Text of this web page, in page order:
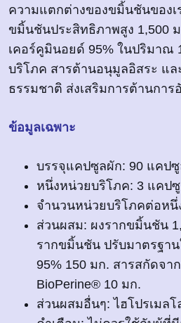
ความแตกต่างของขมิ้นชันของ
ขมิ้นชันประสิทธิภาพสูง 1,500
เคอร์คูมินอยด์ 95% ในปริมาณ
บริโภค สารต้านอนุมูลอิสระ แล
ธรรมชาติ ส่งเสริมการต้านการ
ข้อมูลเฉพาะ
บรรจุแคปซูลผัก: 90 แคป
หนึ่งหน่วยบริโภค: 3 แคป
จำนวนหน่วยบริโภคต่อหนึ่
ส่วนผสม: ผงรากขมิ้นชัน
รากขมิ้นชัน ปรับมาตรฐา
95% 150 มก. สารสกัดจา
BioPerine® 10 มก.
ส่วนผสมอื่นๆ: ไฮโปรเมล